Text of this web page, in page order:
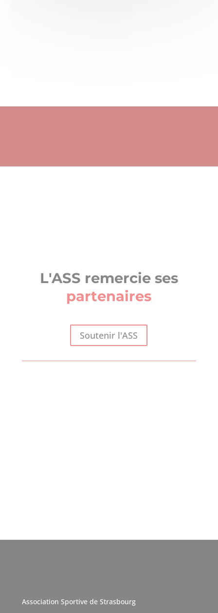
L'ASS remercie ses
partenaires
Soutenir l'ASS
Association Sportive de Strasbourg